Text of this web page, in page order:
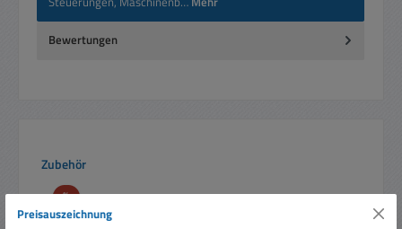
Bewertungen
Produktgalerie überspringen
Zubehör
%Rabatt
Preisauszeichnung